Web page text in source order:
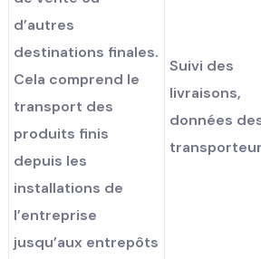
d’autres
destinations finales.
Cela comprend le
transport des
produits finis
depuis les
installations de
l’entreprise
jusqu’aux entrepôts
Suivi des
livraisons,
données